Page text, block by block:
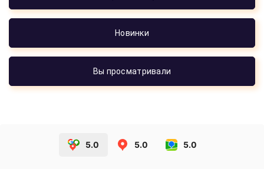
Новинки
Вы просматривали
5.0 5.0 5.0